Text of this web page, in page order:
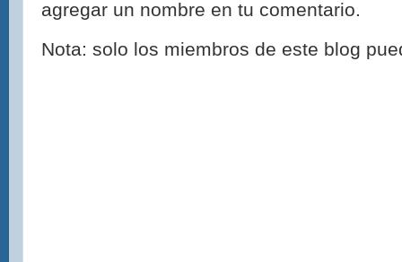
agregar un nombre en tu comentario.
Nota: solo los miembros de este blog